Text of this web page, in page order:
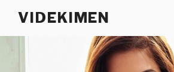
VIDEKIMEN